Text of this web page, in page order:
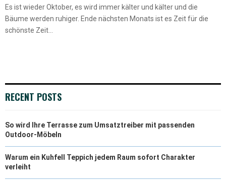
Es ist wieder Oktober, es wird immer kälter und kälter und die
Bäume werden ruhiger. Ende nächsten Monats ist es Zeit für die
schönste Zeit...
RECENT POSTS
So wird Ihre Terrasse zum Umsatztreiber mit passenden
Outdoor-Möbeln
Warum ein Kuhfell Teppich jedem Raum sofort Charakter
verleiht